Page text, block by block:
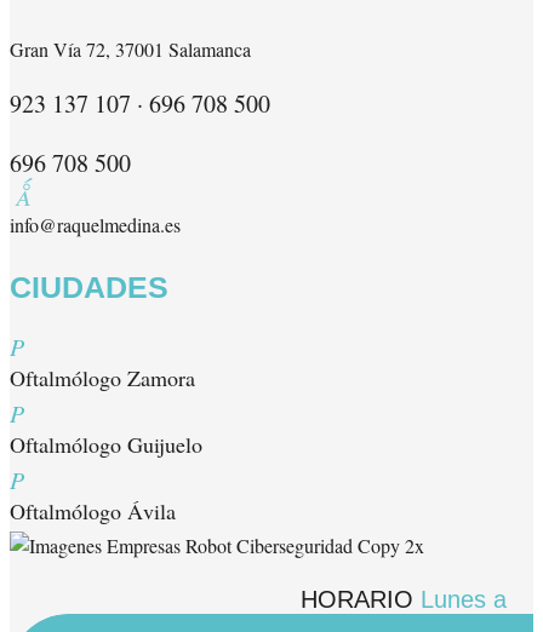
Gran Vía 72, 37001 Salamanca
923 137 107 · 696 708 500
696 708 500

info@raquelmedina.es
CIUDADES
P
Oftalmólogo Zamora
P
Oftalmólogo Guijuelo
P
Oftalmólogo Ávila
HORARIOLunes a Viernes